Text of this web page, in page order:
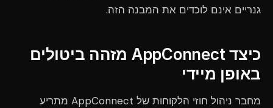
גנריים אינם לוכדים את המבנה הזה.
כיצד AppConnect מזהה ביטולים
באופן מיידי
מחבר ניהול חוזי הלקוחות של AppConnect מתריע